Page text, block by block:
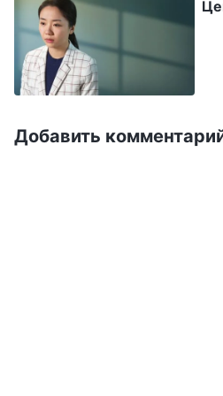
важничать, игнорируют
никто не может
кажется, что они
благородством и что
сделаны из разного
Добавить